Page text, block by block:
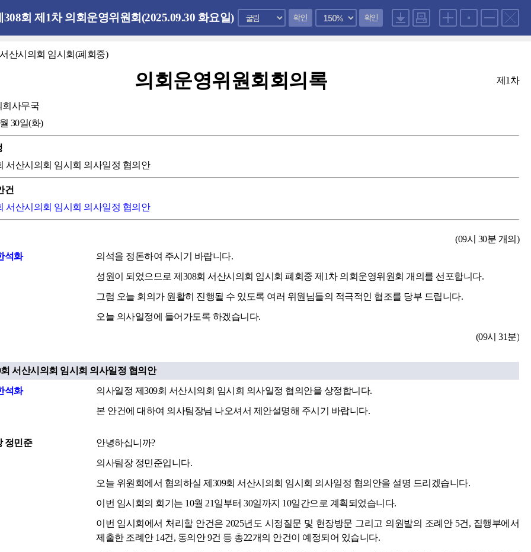
308회 제1차 의회운영위원회(2025.09.30 화요일) 확인 확인
산시의회 임시회(폐회중)
의회운영위원회회의록 제1차
회사무국
30일(화)
서산시의회 임시회 의사일정 협의안
건
서산시의회 임시회 의사일정 협의안
(09시 30분 개의)
석화
의석을 정돈하여 주시기 바랍니다.
성원이 되었으므로 제308회 서산시의회 임시회 폐회중 제1차 의회운영위원회 개의를 선포합니다.
그럼 오늘 회의가 원활히 진행될 수 있도록 여러 위원님들의 적극적인 협조를 당부 드립니다.
오늘 의사일정에 들어가도록 하겠습니다.
(09시 31분)
회 서산시의회 임시회 의사일정 협의안
석화
의사일정 제309회 서산시의회 임시회 의사일정 협의안을 상정합니다.
본 안건에 대하여 의사팀장님 나오셔서 제안설명해 주시기 바랍니다.
정민준
안녕하십니까?
의사팀장 정민준입니다.
오늘 위원회에서 협의하실 제309회 서산시의회 임시회 의사일정 협의안을 설명 드리겠습니다.
이번 임시회의 회기는 10월 21일부터 30일까지 10일간으로 계획되었습니다.
이번 임시회에서 처리할 안건은 2025년도 시정질문 및 현장방문 그리고 의원발의 조례안 5건, 집행부에서
제출한 조례안 14건, 동의안 9건 등 총22개의 안건이 예정되어 있습니다.